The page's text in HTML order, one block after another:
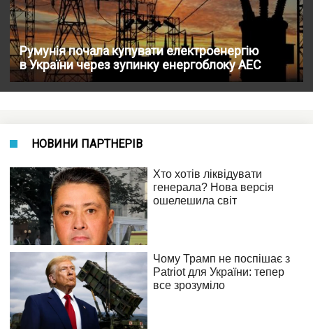
Румунія почала купувати електроенергію
в України через зупинку енергоблоку АЕС
НОВИНИ ПАРТНЕРІВ